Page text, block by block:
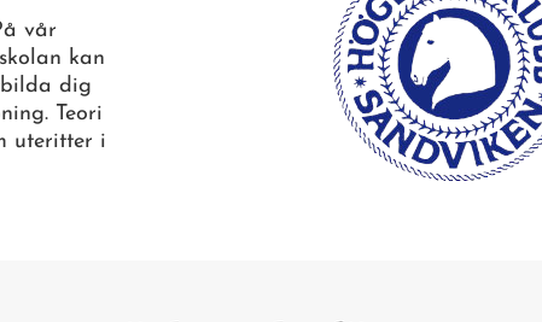
vår
kan
dig
Teori
uteritter i